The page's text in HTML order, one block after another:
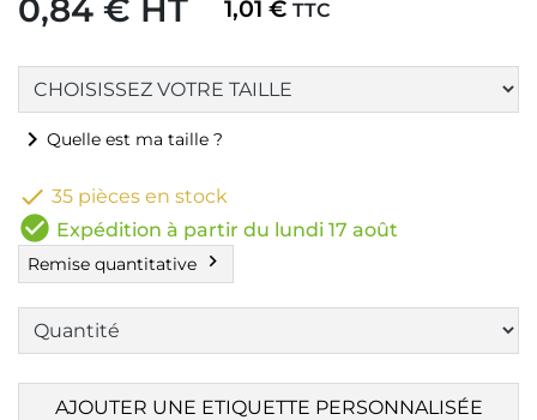
0,84 € HT 1,01 € TTC
chevron_right Quelle est ma taille ?
 35 pièces en stock
check_circle Expédition à partir du lundi 17 août
Remise quantitative chevron_right
AJOUTER UNE ETIQUETTE PERSONNALISÉE